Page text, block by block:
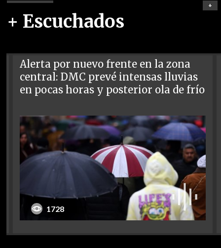
+ Escuchados
+
Alerta por nuevo frente en la zona
central: DMC prevé intensas lluvias
en pocas horas y posterior ola de frío
1728